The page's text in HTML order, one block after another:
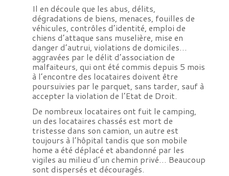
Il en découle que les abus, délits,
dégradations de biens, menaces, fouilles de
véhicules, contrôles d’identité, emploi de
chiens d’attaque sans muselière, mise en
danger d’autrui, violations de domiciles…
aggravées par le délit d’association de
malfaiteurs, qui ont été commis depuis 5 mois
à l’encontre des locataires doivent être
poursuivies par le parquet, sans tarder, sauf à
accepter la violation de l’Etat de Droit.
De nombreux locataires ont fuit le camping,
un des locataires chassés est mort de
tristesse dans son camion, un autre est
toujours à l’hôpital tandis que son mobile
home a été déplacé et abandonné par les
vigiles au milieu d’un chemin privé… Beaucoup
sont dispersés et découragés.